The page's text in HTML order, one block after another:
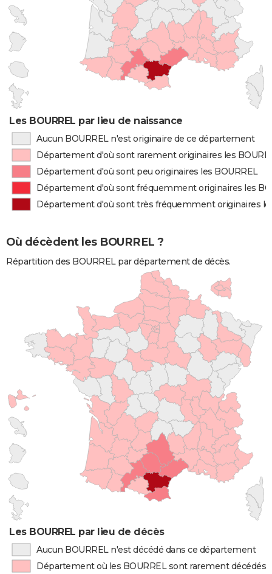
Les BOURREL par lieu de naissance
Aucun BOURREL n'est originaire de ce département
Département d'où sont rarement originaires les
Département d'où sont peu originaires les BOURREL
Département d'où sont fréquemment originaires les
Département d'où sont très fréquemment originaires
Où décèdent les BOURREL ?
Répartition des BOURREL par département de décès.
Les BOURREL par lieu de décès
Aucun BOURREL n'est décédé dans ce département
Département où les BOURREL sont rarement décédés